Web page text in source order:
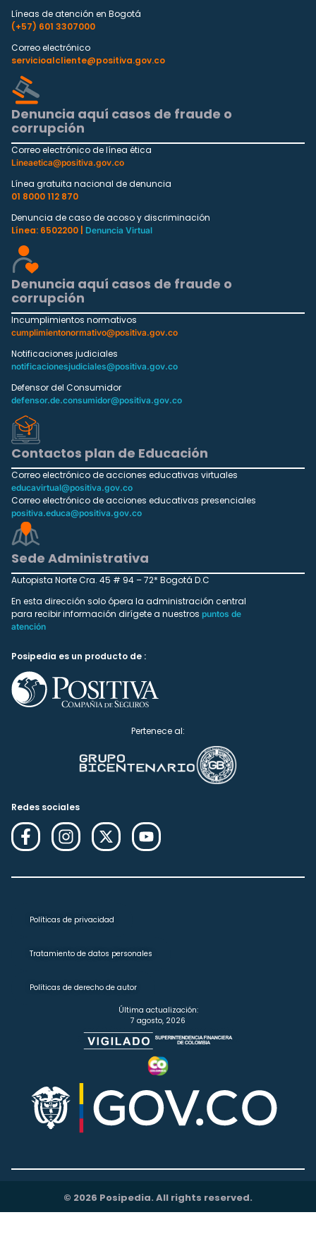
Líneas de atención en Bogotá
(+57) 601 3307000
Correo electrónico
servicioalcliente@positiva.gov.co
Denuncia aquí casos de fraude o
corrupción
Correo electrónico de línea ética
Lineaetica@positiva.gov.co
Línea gratuita nacional de denuncia
01 8000 112 870
Denuncia de caso de acoso y discriminación
Línea: 6502200 |
Denuncia Virtual
Denuncia aquí casos de fraude o
corrupción
Incumplimientos normativos
cumplimientonormativo@positiva.gov.co
Notificaciones judiciales
notificacionesjudiciales@positiva.gov.co
Defensor del Consumidor
defensor.de.consumidor@positiva.gov.co
Contactos plan de Educación
Correo electrónico de acciones educativas virtuales
educavirtual@positiva.gov.co
Correo electrónico de acciones educativas presenciales
positiva.educa@positiva.gov.co
Sede Administrativa
Autopista Norte Cra. 45 # 94 – 72* Bogotá D.C
En esta dirección solo ópera la administración central
para recibir información dirígete a nuestros puntos de
atención
Posipedia es un producto de :
Pertenece al:
Redes sociales
Políticas de privacidad
Tratamiento de datos personales
Políticas de derecho de autor
Última actualización:
7 agosto, 2026
© 2026 Posipedia. All rights reserved.